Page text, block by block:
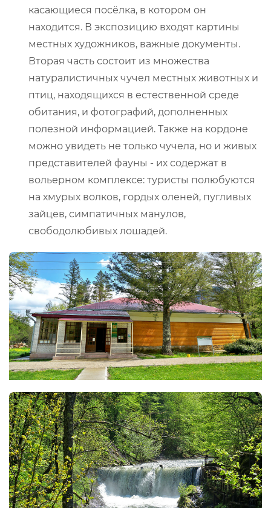
касающиеся посёлка, в котором он
находится. В экспозицию входят картины
местных художников, важные документы.
Вторая часть состоит из множества
натуралистичных чучел местных животных и
птиц, находящихся в естественной среде
обитания, и фотографий, дополненных
полезной информацией. Также на кордоне
можно увидеть не только чучела, но и живых
представителей фауны - их содержат в
вольерном комплексе: туристы полюбуются
на хмурых волков, гордых оленей, пугливых
зайцев, симпатичных манулов,
свободолюбивых лошадей.